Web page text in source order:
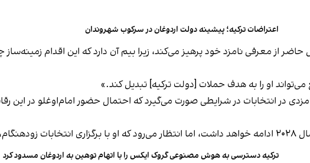
اعتراضات ترکیه؛ پیشینه دولت اردوغان در سرکوب شهروندان
از معرفی نامزد خود پرهیز می‌کند، زیرا بیم آن دارد که این اقدام
او را به هدف حملات [دولت ترکیه] تبدیل کند.»
آورد.
ترکیه دسترسی به هوش مصنوعی گروک ایکس را با اتهام توهین به اردوغان مسدود کرد